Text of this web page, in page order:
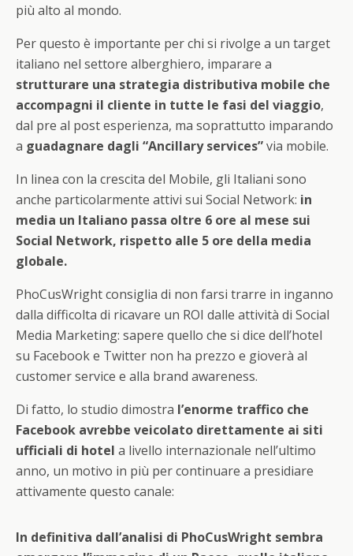
più alto al mondo.
Per questo è importante per chi si rivolge a un target
italiano nel settore alberghiero, imparare a
strutturare una strategia distributiva mobile che
accompagni il cliente in tutte le fasi del viaggio,
dal pre al post esperienza, ma soprattutto imparando
a guadagnare dagli “Ancillary services”via mobile.
In linea con la crescita del Mobile, gli Italiani sono
anche particolarmente attivi sui Social Network: in
media un Italiano passa oltre 6 ore al mese sui
Social Network, rispetto alle 5 ore della media
globale.
PhoCusWright consiglia di non farsi trarre in inganno
dalla difficolta di ricavare un ROI dalle attività di Social
Media Marketing: sapere quello che si dice dell’hotel
su Facebook e Twitter non ha prezzo e gioverà al
customer service e alla brand awareness.
Di fatto, lo studio dimostra l’enorme traffico che
Facebook avrebbe veicolato direttamente ai siti
ufficiali di hotel a livello internazionale nell’ultimo
anno, un motivo in più per continuare a presidiare
attivamente questo canale:
In definitiva dall’analisi di PhoCusWright sembra